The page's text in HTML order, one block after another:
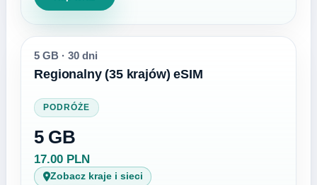
5 GB · 30 dni
Regionalny (35 krajów) eSIM
PODRÓŻE
5 GB
17.00 PLN
Zobacz kraje i sieci